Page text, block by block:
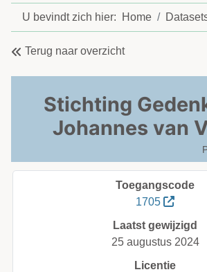
U bevindt zich hier: Home
Terug naar overzicht
Stichting
Johannes van
Toegangscode
1705
Laatst gewijzigd
25 augustus 2024
Licentie